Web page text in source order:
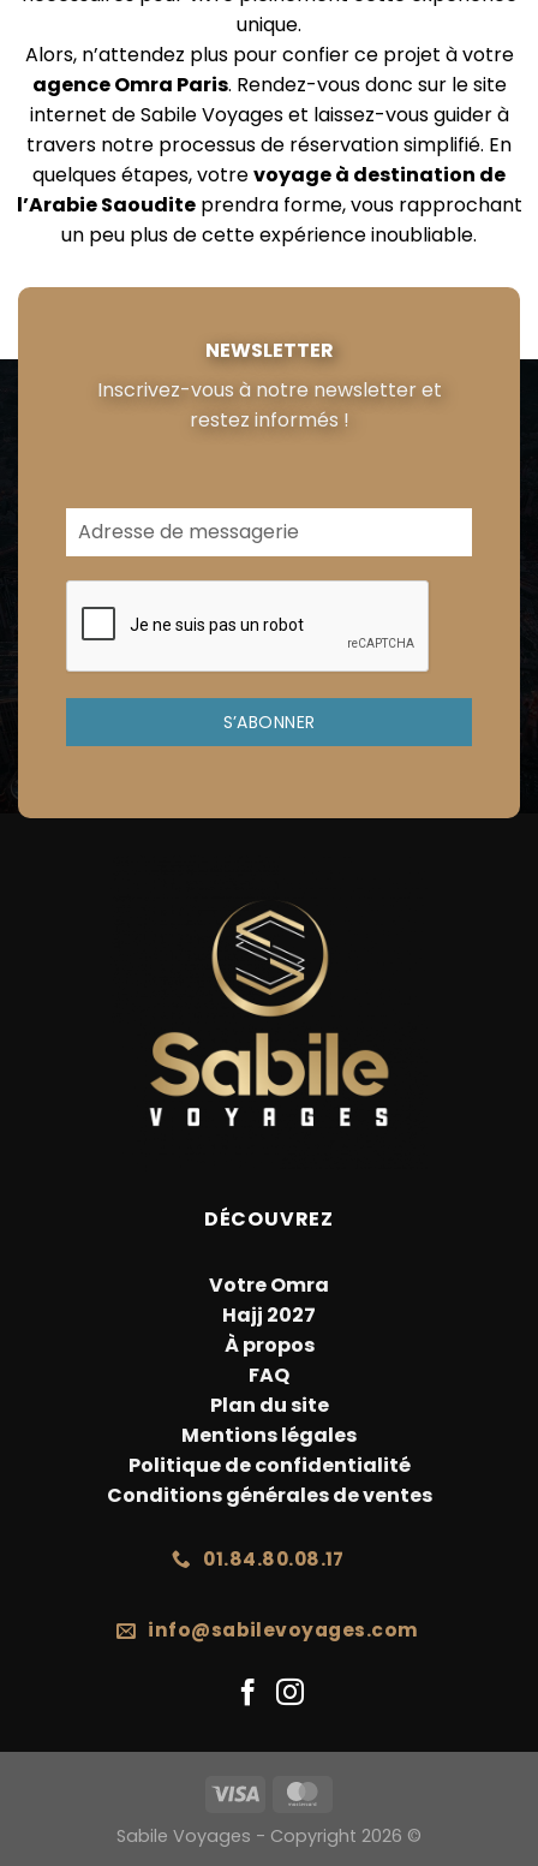
unique.
Alors, n’attendez plus pour confier ce projet à votre
agence Omra Paris. Rendez-vous donc sur le site
internet de Sabile Voyages et laissez-vous guider à
travers notre processus de réservation simplifié. En
quelques étapes, votrevoyage à destination de
l’Arabie Saouditeprendra forme, vous rapprochant
un peu plus de cette expérience inoubliable.
NEWSLETTER
Inscrivez-vous à notre newsletter et
restez informés !
S’ABONNER
DÉCOUVREZ
Votre Omra
Hajj 2027
À propos
FAQ
Plan du site
Mentions légales
Politique de confidentialité
Conditions générales de ventes
01.84.80.08.17
info@sabilevoyages.com
Sabile Voyages - Copyright 2026 ©